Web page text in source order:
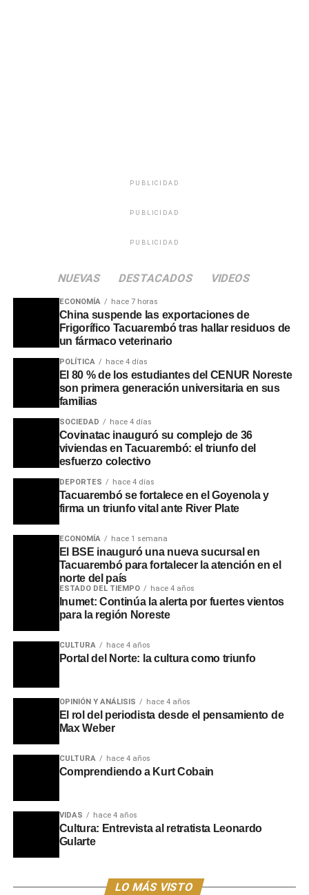
Asimismo, se recordaron las intervenciones que realizaba
en pleno apogeo de sus bailes multitudinarios, cuando
pausaba la música para brindar mensajes de
concientización a los jóvenes sobre la educación, la
prevención de adicciones y la importancia de no olvidar
La ceremonia contó con la presencia de familiares del
además de excompañeros de trabajo y referentes de la
radiodifusión. Durante la sesión también se dieron a
conocer emotivos mensajes de adhesión enviados por
cercanos que no pudieron asistir, reafirmando el cariño y
hombre que dejó una marca indeleble con su inolvidable
mensaje:“Te quiero mucho y recordá que si vos querés,
PUBLICIDAD
PUBLICIDAD
PUBLICIDAD
NUEVAS DESTACADOS VIDEOS
ECONOMÍA hace 7 horas
China suspende las exportaciones de
Frigorífico Tacuarembó tras hallar residuos de
un fármaco veterinario
POLÍTICA hace 4 días
El 80 % de los estudiantes del CENUR Noreste
son primera generación universitaria en sus
familias
SOCIEDAD hace 4 días
Covinatac inauguró su complejo de 36
viviendas en Tacuarembó: el triunfo del
esfuerzo colectivo
DEPORTES hace 4 días
Tacuarembó se fortalece en el Goyenola y
firma un triunfo vital ante River Plate
ECONOMÍA hace 1 semana
El BSE inauguró una nueva sucursal en
Tacuarembó para fortalecer la atención en el
norte del país
ESTADO DEL TIEMPO hace 4 años
Inumet: Continúa la alerta por fuertes vientos
para la región Noreste
CULTURA hace 4 años
Portal del Norte: la cultura como triunfo
OPINIÓN Y ANÁLISIS hace 4 años
El rol del periodista desde el pensamiento de
Max Weber
CULTURA hace 4 años
Comprendiendo a Kurt Cobain
VIDAS hace 4 años
Cultura: Entrevista al retratista Leonardo
Gularte
LO MÁS VISTO